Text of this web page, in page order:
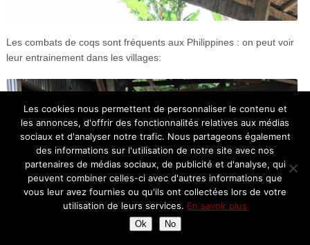
Les combats de coqs sont fréquents aux Philippines : on peut voir
leur entrainement dans les villages:
Les cookies nous permettent de personnaliser le contenu et
les annonces, d'offrir des fonctionnalités relatives aux médias
sociaux et d'analyser notre trafic. Nous partageons également
des informations sur l'utilisation de notre site avec nos
partenaires de médias sociaux, de publicité et d'analyse, qui
peuvent combiner celles-ci avec d'autres informations que
vous leur avez fournies ou qu'ils ont collectées lors de votre
utilisation de leurs services. En savoir plus
Ok No